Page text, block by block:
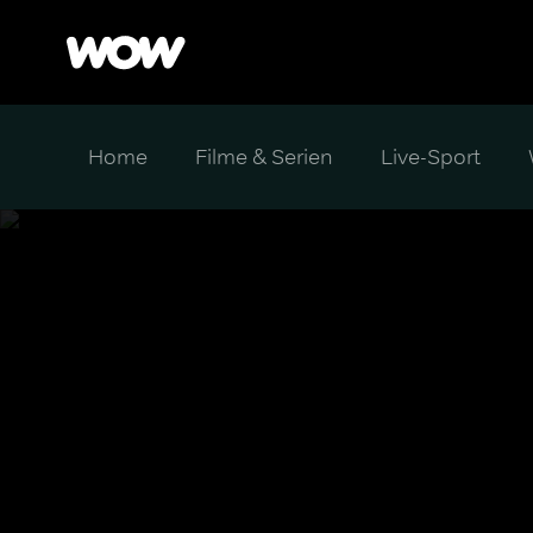
Home Filme & Serien Live-Sport